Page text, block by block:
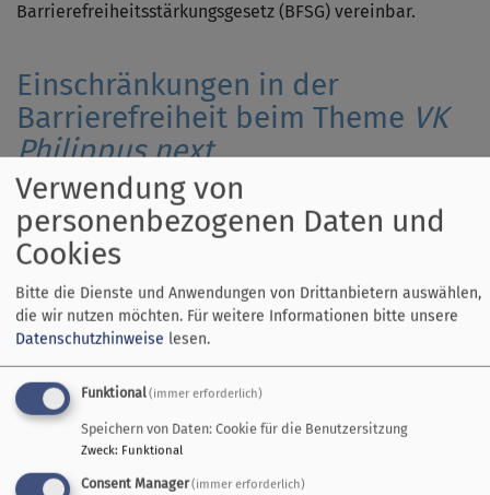
Barrierefreiheitsstärkungsgesetz (BFSG) vereinbar.
Einschränkungen in der
Barrierefreiheit beim Theme VK
Philippus next
Hier den Text für vk_blockly einfügen.
Nicht barrierefreie Inhalte
Die nachstehend aufgeführten Inhalte sind aus den
folgenden Gründen nicht barrierefrei:
Barrieren Melden, Feedback und
Kontaktangaben
Sind Ihnen Barrieren beim Zugang zu Inhalten auf
Verwendung von
personenbezogenen Daten und
Cookies
Bitte die Dienste und Anwendungen von Drittanbietern auswählen,
die wir nutzen möchten. Für weitere Informationen bitte unsere
Datenschutzhinweise lesen.
Funktional(immer erforderlich)
Speichern von Daten: Cookie für die Benutzersitzung
Zweck: Funktional
Consent Manager(immer erforderlich)